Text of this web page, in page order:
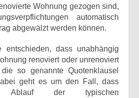
Wohnung gezogen sind,
automatisch
abgewälzt werden können.
entschieden, dass unabhängig
renoviert oder unrenoviert
so genannte Quotenklausel
geht es um den Fall, dass
der typischen